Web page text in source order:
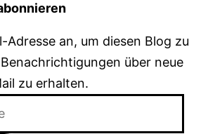
Adresse an, um diesen Blog zu
über neue
zu erhalten.